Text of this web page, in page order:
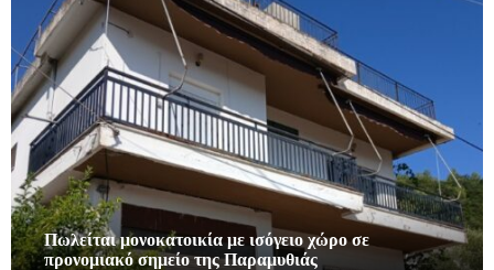
Πωλείται μονοκατοικία με ισόγειο χώρο σε
προνομιακό σημείο της Παραμυθιάς